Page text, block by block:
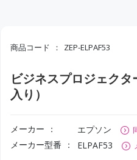
商品コード ZEP-ELPAF53
ビジネスプロジェク
入り）
メーカー エプソン
メーカー型番 ELPAF53